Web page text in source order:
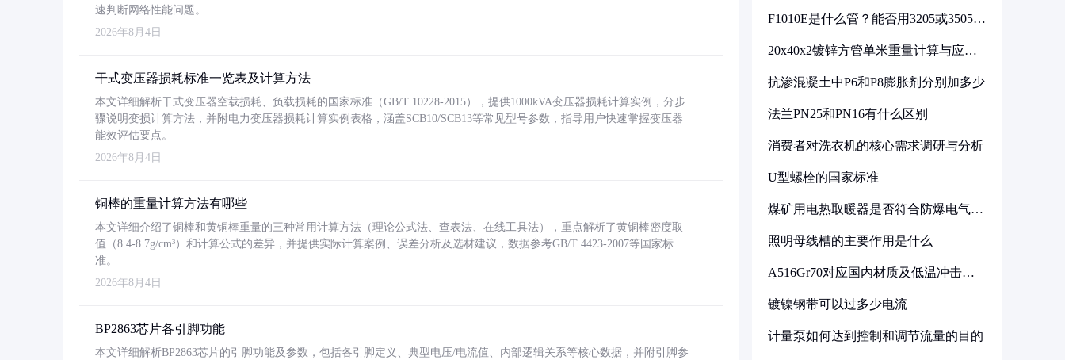
速判断网络性能问题。
2026年8月4日
干式变压器损耗标准一览表及计算方法
本文详细解析干式变压器空载损耗、负载损耗的国家标准（GB/T 10228-2015），提供1000kVA变压器损耗计算实例，分步
骤说明变损计算方法，并附电力变压器损耗计算实例表格，涵盖SCB10/SCB13等常见型号参数，指导用户快速掌握变压器
能效评估要点。
2026年8月4日
铜棒的重量计算方法有哪些
本文详细介绍了铜棒和黄铜棒重量的三种常用计算方法（理论公式法、查表法、在线工具法），重点解析了黄铜棒密度取
值（8.4-8.7g/cm³）和计算公式的差异，并提供实际计算案例、误差分析及选材建议，数据参考GB/T 4423-2007等国家标
准。
2026年8月4日
BP2863芯片各引脚功能
本文详细解析BP2863芯片的引脚功能及参数，包括各引脚定义、典型电压/电流值、内部逻辑关系等核心数据，并附引脚参
F1010E是什么管？能否用3205或3505代
20x40x2镀锌方管单米重量计算与应用
抗渗混凝土中P6和P8膨胀剂分别加多少
法兰PN25和PN16有什么区别
消费者对洗衣机的核心需求调研与分析
U型螺栓的国家标准
煤矿用电热取暖器是否符合防爆电气设
照明母线槽的主要作用是什么
A516Gr70对应国内材质及低温冲击要
镀镍钢带可以过多少电流
计量泵如何达到控制和调节流量的目的